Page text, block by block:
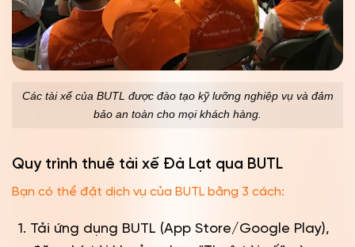
Các tài xế của BUTL được đào tạo kỹ lưỡng nghiệp vụ và đảm
bảo an toàn cho mọi khách hàng.
Quy trình thuê tài xế Đà Lạt qua BUTL
Bạn có thể đặt dịch vụ của BUTL bằng 3 cách:
Tải ứng dụng BUTL (App Store/Google Play),